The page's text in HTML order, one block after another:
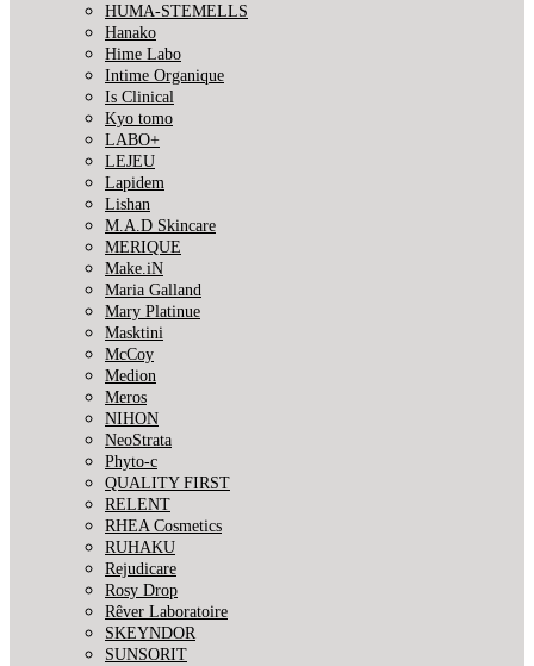
HUMA-STEMELLS
Hanako
Hime Labo
Intime Organique
Is Clinical
Kyo tomo
LABO+
LEJEU
Lapidem
Lishan
M.A.D Skincare
MERIQUE
Make.iN
Maria Galland
Mary Platinue
Masktini
McCoy
Medion
Meros
NIHON
NeoStrata
Phyto-c
QUALITY FIRST
RELENT
RHEA Cosmetics
RUHAKU
Rejudicare
Rosy Drop
Rêver Laboratoire
SKEYNDOR
SUNSORIT